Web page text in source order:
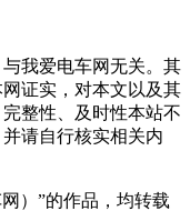
我爱电车网无关。其
证实，对本文以及其
整性、及时性本站不
请自行核实相关内
）”的作品，均转载